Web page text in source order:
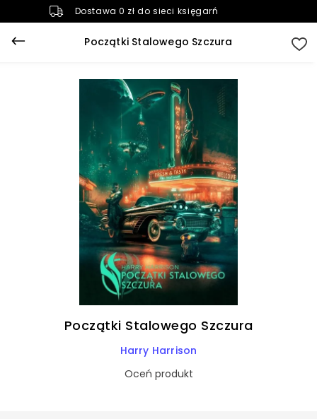
Dostawa 0 zł do sieci księgarń
Początki Stalowego Szczura
Początki Stalowego Szczura
Harry Harrison
Oceń produkt